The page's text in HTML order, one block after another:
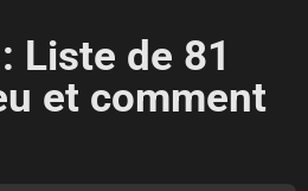
Liste de 81
et comment